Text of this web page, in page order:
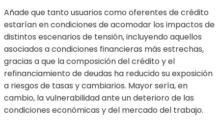
Añade que tanto usuarios como oferentes de crédito
estarían en condiciones de acomodar los impactos de
distintos escenarios de tensión, incluyendo aquellos
asociados a condiciones financieras más estrechas,
gracias a que la composición del crédito y el
refinanciamiento de deudas ha reducido su exposición
a riesgos de tasas y cambiarios. Mayor sería, en
cambio, la vulnerabilidad ante un deterioro de las
condiciones económicas y del mercado del trabajo.